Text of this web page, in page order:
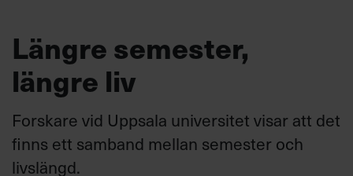
Längre semester,
längre liv
Forskare vid Uppsala universitet visar att det
finns ett samband mellan semester och
livslängd.